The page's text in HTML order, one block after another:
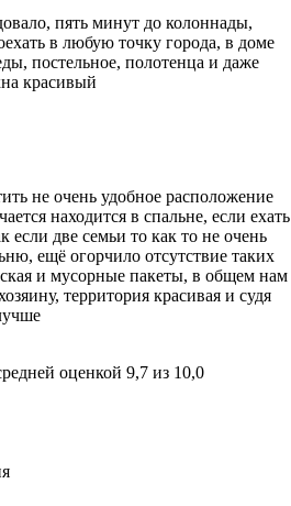
пять минут до колоннады,
в любую точку города, в доме
постельное, полотенца и даже
красивый
не очень удобное расположение
находится в спальне, если ехать
если две семьи то как то не очень
ещё огорчило отсутствие таких
и мусорные пакеты, в общем нам
территория красивая и судя
оценкой 9,7 из 10,0